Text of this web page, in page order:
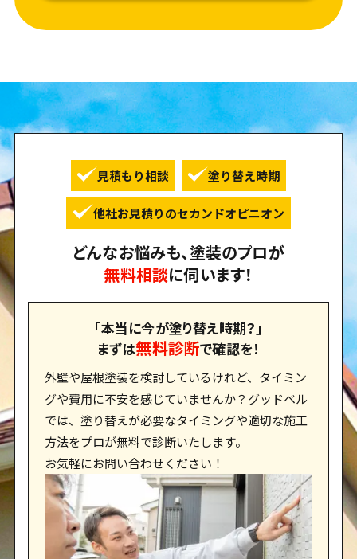
見積もり相談 塗り替え時期
他社お見積りのセカンドオピニオン
どんなお悩みも、塗装のプロが
無料相談に伺います！
｢本当に今が塗り替え時期？｣
まずは無料診断で確認を！
外壁や屋根塗装を検討しているけれど、タイミン
グや費用に不安を感じていませんか？グッドベル
では、塗り替えが必要なタイミングや適切な施工
方法をプロが無料で診断いたします。
お気軽にお問い合わせください！